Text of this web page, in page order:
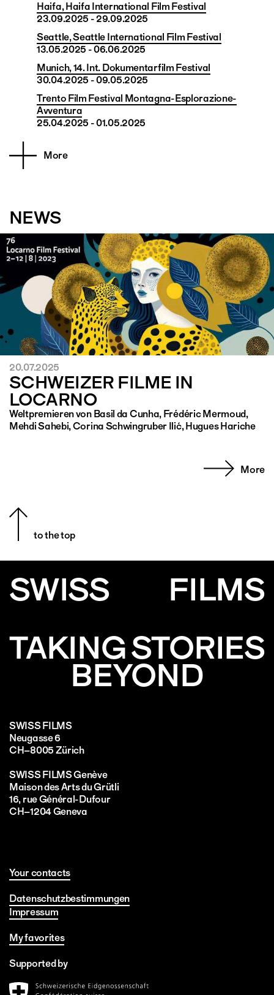
Haifa, Haifa International Film Festival
23.09.2025 - 29.09.2025
Seattle, Seattle International Film Festival
13.05.2025 - 06.06.2025
Munich, 14. Int. Dokumentarfilm Festival
30.04.2025 - 09.05.2025
Trento Film Festival Montagna-Esplorazione-
Avventura
25.04.2025 - 01.05.2025
More
NEWS
20.07.2025
SCHWEIZER FILME IN
LOCARNO
Weltpremieren von Basil da Cunha, Frédéric Mermoud,
Mehdi Sahebi, Corina Schwingruber Ilić, Hugues Hariche
More
to the top
SWISS
FILMS
TAKING STORIES
BEYOND
SWISS FILMS
Neugasse 6
CH–8005 Zürich
SWISS FILMS Genève
Maison des Arts du Grütli
16, rue Général-Dufour
CH–1204 Geneva
Your contacts
Datenschutzbestimmungen
Impressum
My favorites
Supported by